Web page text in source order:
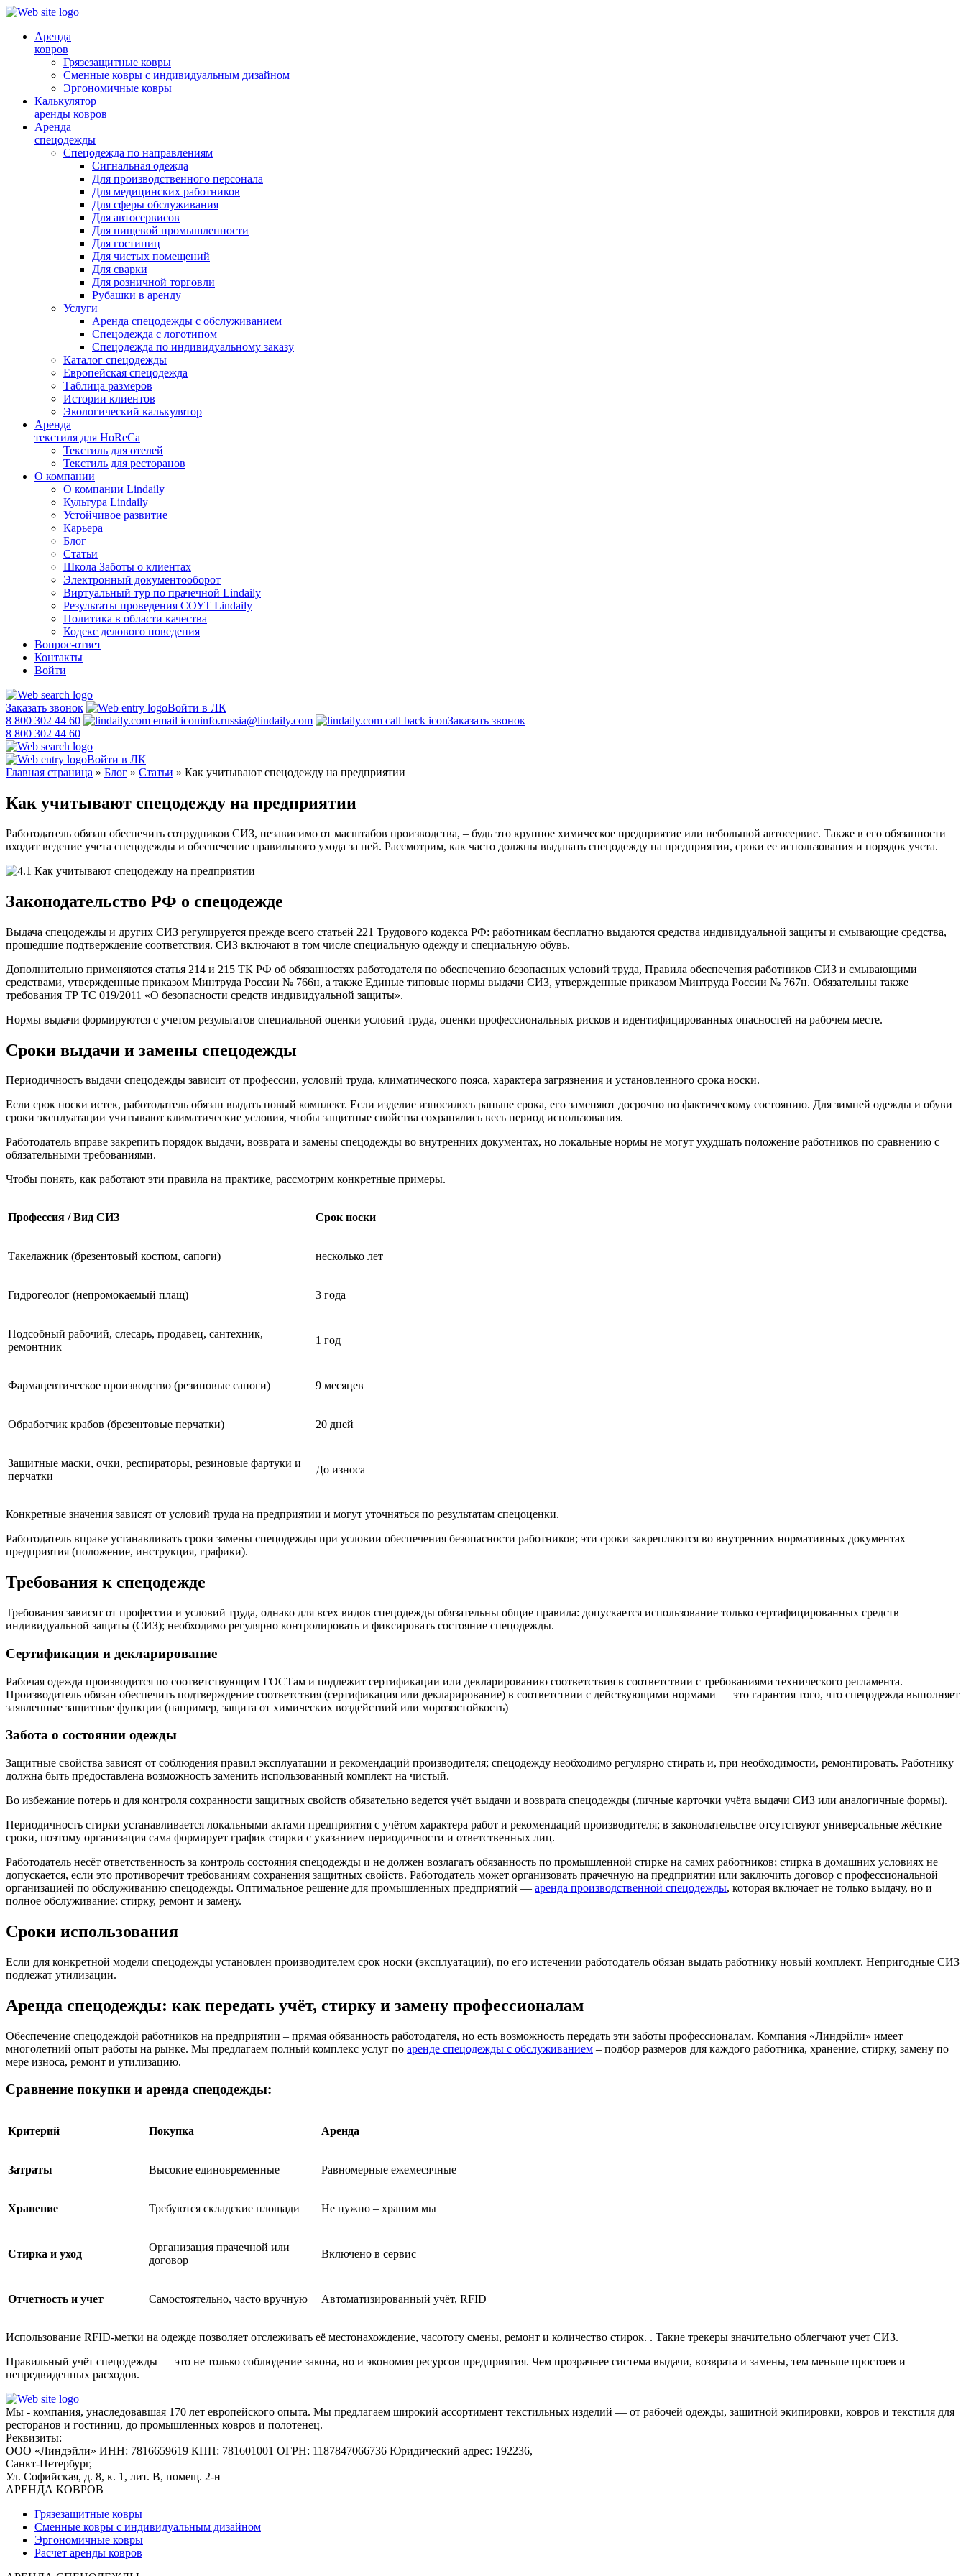
Аренда
ковров
Грязезащитные ковры
Сменные ковры с индивидуальным дизайном
Эргономичные ковры
Калькулятор
аренды ковров
Аренда
спецодежды
Спецодежда по направлениям
Сигнальная одежда
Для производственного персонала
Для медицинских работников
Для сферы обслуживания
Для автосервисов
Для пищевой промышленности
Для гостиниц
Для чистых помещений
Для сварки
Для розничной торговли
Рубашки в аренду
Услуги
Аренда спецодежды с обслуживанием
Спецодежда с логотипом
Спецодежда по индивидуальному заказу
Каталог спецодежды
Европейская спецодежда
Таблица размеров
Истории клиентов
Экологический калькулятор
Аренда
текстиля для HoReCa
Текстиль для отелей
Текстиль для ресторанов
О компании
О компании Lindaily
Культура Lindaily
Устойчивое развитие
Карьера
Блог
Статьи
Школа Заботы о клиентах
Электронный документооборот
Виртуальный тур по прачечной Lindaily
Результаты проведения СОУТ Lindaily
Политика в области качества
Кодекс делового поведения
Вопрос-ответ
Контакты
Войти
Заказать звонок
Войти в ЛК
8 800 302 44 60
info.russia@lindaily.com
Заказать звонок
8 800 302 44 60
Войти в ЛК
Главная страница » Блог » Статьи » Как учитывают спецодежду на предприятии
Как учитывают спецодежду на предприятии
Работодатель обязан обеспечить сотрудников СИЗ, независимо от масштабов производства, – будь это крупное химическое предприятие или небольшой автосервис. Также в его обязанности
входит ведение учета спецодежды и обеспечение правильного ухода за ней. Рассмотрим, как часто должны выдавать спецодежду на предприятии, сроки ее использования и порядок учета.
Законодательство РФ о спецодежде
Выдача спецодежды и других СИЗ регулируется прежде всего статьей 221 Трудового кодекса РФ: работникам бесплатно выдаются средства индивидуальной защиты и смывающие средства,
прошедшие подтверждение соответствия. СИЗ включают в том числе специальную одежду и специальную обувь.
Дополнительно применяются статья 214 и 215 ТК РФ об обязанностях работодателя по обеспечению безопасных условий труда, Правила обеспечения работников СИЗ и смывающими
средствами, утвержденные приказом Минтруда России № 766н, а также Единые типовые нормы выдачи СИЗ, утвержденные приказом Минтруда России № 767н. Обязательны также
требования ТР ТС 019/2011 «О безопасности средств индивидуальной защиты».
Нормы выдачи формируются с учетом результатов специальной оценки условий труда, оценки профессиональных рисков и идентифицированных опасностей на рабочем месте.
Сроки выдачи и замены спецодежды
Периодичность выдачи спецодежды зависит от профессии, условий труда, климатического пояса, характера загрязнения и установленного срока носки.
Если срок носки истек, работодатель обязан выдать новый комплект. Если изделие износилось раньше срока, его заменяют досрочно по фактическому состоянию. Для зимней одежды и обуви
сроки эксплуатации учитывают климатические условия, чтобы защитные свойства сохранялись весь период использования.
Работодатель вправе закрепить порядок выдачи, возврата и замены спецодежды во внутренних документах, но локальные нормы не могут ухудшать положение работников по сравнению с
обязательными требованиями.
Чтобы понять, как работают эти правила на практике, рассмотрим конкретные примеры.
Профессия / Вид СИЗ Срок носки
Такелажник (брезентовый костюм, сапоги) несколько лет
Гидрогеолог (непромокаемый плащ) 3 года
Подсобный рабочий, слесарь, продавец, сантехник,
ремонтник
1 год
Фармацевтическое производство (резиновые сапоги) 9 месяцев
Обработчик крабов (брезентовые перчатки) 20 дней
Защитные маски, очки, респираторы, резиновые фартуки и
перчатки
До износа
Конкретные значения зависят от условий труда на предприятии и могут уточняться по результатам спецоценки.
Работодатель вправе устанавливать сроки замены спецодежды при условии обеспечения безопасности работников; эти сроки закрепляются во внутренних нормативных документах
предприятия (положение, инструкция, графики).
Требования к спецодежде
Требования зависят от профессии и условий труда, однако для всех видов спецодежды обязательны общие правила: допускается использование только сертифицированных средств
индивидуальной защиты (СИЗ); необходимо регулярно контролировать и фиксировать состояние спецодежды.
Сертификация и декларирование
Рабочая одежда производится по соответствующим ГОСТам и подлежит сертификации или декларированию соответствия в соответствии с требованиями технического регламента.
Производитель обязан обеспечить подтверждение соответствия (сертификация или декларирование) в соответствии с действующими нормами — это гарантия того, что спецодежда выполняет
заявленные защитные функции (например, защита от химических воздействий или морозостойкость)
Забота о состоянии одежды
Защитные свойства зависят от соблюдения правил эксплуатации и рекомендаций производителя; спецодежду необходимо регулярно стирать и, при необходимости, ремонтировать. Работнику
должна быть предоставлена возможность заменить использованный комплект на чистый.
Во избежание потерь и для контроля сохранности защитных свойств обязательно ведется учёт выдачи и возврата спецодежды (личные карточки учёта выдачи СИЗ или аналогичные формы).
Периодичность стирки устанавливается локальными актами предприятия с учётом характера работ и рекомендаций производителя; в законодательстве отсутствуют универсальные жёсткие
сроки, поэтому организация сама формирует график стирки с указанием периодичности и ответственных лиц.
Работодатель несёт ответственность за контроль состояния спецодежды и не должен возлагать обязанность по промышленной стирке на самих работников; стирка в домашних условиях не
допускается, если это противоречит требованиям сохранения защитных свойств. Работодатель может организовать прачечную на предприятии или заключить договор с профессиональной
организацией по обслуживанию спецодежды. Оптимальное решение для промышленных предприятий — аренда производственной спецодежды, которая включает не только выдачу, но и
полное обслуживание: стирку, ремонт и замену.
Сроки использования
Если для конкретной модели спецодежды установлен производителем срок носки (эксплуатации), по его истечении работодатель обязан выдать работнику новый комплект. Непригодные СИЗ
подлежат утилизации.
Аренда спецодежды: как передать учёт, стирку и замену профессионалам
Обеспечение спецодеждой работников на предприятии – прямая обязанность работодателя, но есть возможность передать эти заботы профессионалам. Компания «Линдэйли» имеет
многолетний опыт работы на рынке. Мы предлагаем полный комплекс услуг по аренде спецодежды с обслуживанием – подбор размеров для каждого работника, хранение, стирку, замену по
мере износа, ремонт и утилизацию.
Сравнение покупки и аренда спецодежды:
Критерий Покупка Аренда
Затраты Высокие единовременные Равномерные ежемесячные
Хранение Требуются складские площади Не нужно – храним мы
Стирка и уход
Организация прачечной или
договор
Включено в сервис
Отчетность и учет Самостоятельно, часто вручную Автоматизированный учёт, RFID
Использование RFID-метки на одежде позволяет отслеживать её местонахождение, часототу смены, ремонт и количество стирок. . Такие трекеры значительно облегчают учет СИЗ.
Правильный учёт спецодежды — это не только соблюдение закона, но и экономия ресурсов предприятия. Чем прозрачнее система выдачи, возврата и замены, тем меньше простоев и
непредвиденных расходов.
Мы - компания, унаследовавшая 170 лет европейского опыта. Мы предлагаем широкий ассортимент текстильных изделий — от рабочей одежды, защитной экипировки, ковров и текстиля для
ресторанов и гостиниц, до промышленных ковров и полотенец.
Реквизиты:
ООО «Линдэйли» ИНН: 7816659619 КПП: 781601001 ОГРН: 1187847066736 Юридический адрес: 192236,
Санкт-Петербург,
Ул. Софийская, д. 8, к. 1, лит. В, помещ. 2-н
АРЕНДА КОВРОВ
Грязезащитные ковры
Сменные ковры с индивидуальным дизайном
Эргономичные ковры
Расчет аренды ковров